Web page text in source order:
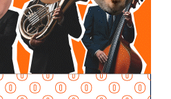
determinarse medidas
autorizar la incorporación
infraestructura hidráulica
el organismo fortalece la